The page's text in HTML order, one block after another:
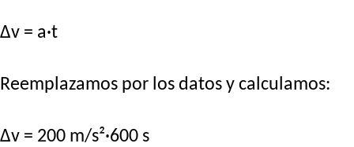
Δv = a·t
Reemplazamos por los datos y calculamos:
Δv = 200 m/s²·600 s